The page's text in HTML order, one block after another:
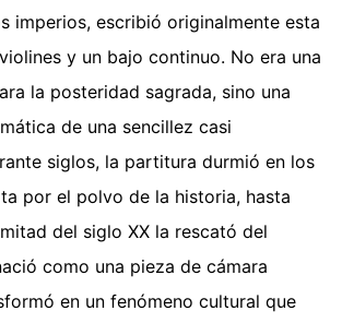
imperios, escribió originalmente esta
y un bajo continuo. No era una
la posteridad sagrada, sino una
de una sencillez casi
siglos, la partitura durmió en los
por el polvo de la historia, hasta
del siglo XX la rescató del
como una pieza de cámara
en un fenómeno cultural que